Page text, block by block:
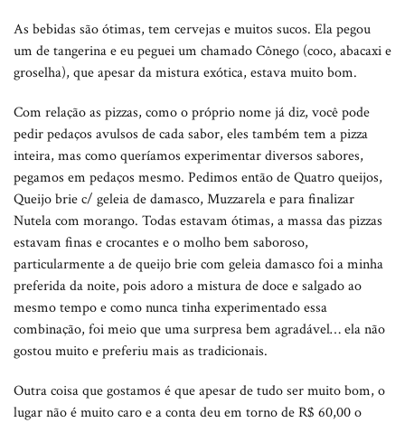
As bebidas são ótimas, tem cervejas e muitos sucos. Ela pegou
um de tangerina e eu peguei um chamado Cônego (coco, abacaxi e
groselha), que apesar da mistura exótica, estava muito bom.
Com relação as pizzas, como o próprio nome já diz, você pode
pedir pedaços avulsos de cada sabor, eles também tem a pizza
inteira, mas como queríamos experimentar diversos sabores,
pegamos em pedaços mesmo. Pedimos então de Quatro queijos,
Queijo brie c/ geleia de damasco, Muzzarela e para finalizar
Nutela com morango. Todas estavam ótimas, a massa das pizzas
estavam finas e crocantes e o molho bem saboroso,
particularmente a de queijo brie com geleia damasco foi a minha
preferida da noite, pois adoro a mistura de doce e salgado ao
mesmo tempo e como nunca tinha experimentado essa
combinação, foi meio que uma surpresa bem agradável… ela não
gostou muito e preferiu mais as tradicionais.
Outra coisa que gostamos é que apesar de tudo ser muito bom, o
lugar não é muito caro e a conta deu em torno de R$ 60,00 o